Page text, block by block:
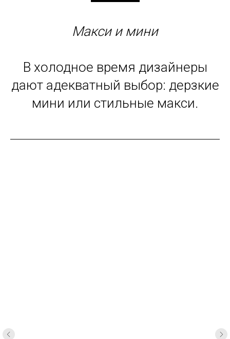
Макси и мини
В холодное время дизайнеры
дают адекватный выбор: дерзкие
мини или стильные макси.